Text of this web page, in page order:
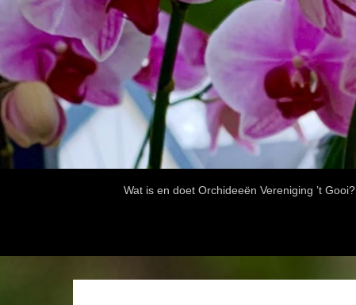
Wat is en doet Orchideeën Vereniging ’t Gooi?